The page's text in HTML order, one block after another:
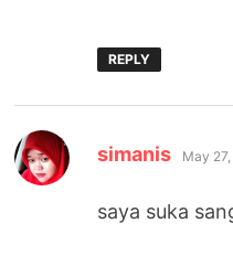
REPLY
simanis says:
May
saya suka